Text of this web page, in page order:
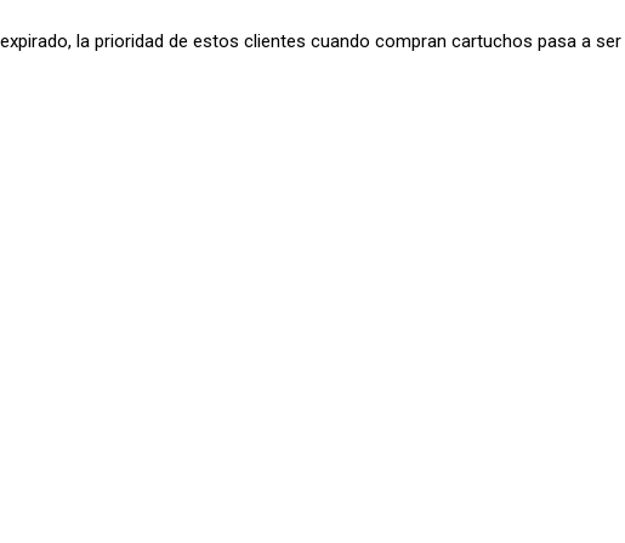
la prioridad de estos clientes cuando compran cartuchos pasa a ser